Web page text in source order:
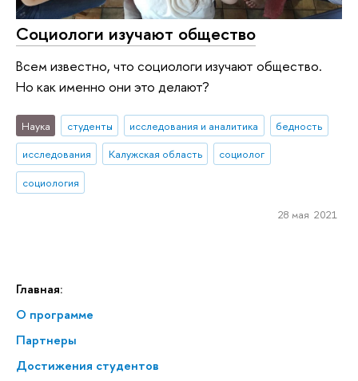
Главная:
О программе
Партнеры
Достижения студентов
Социологи изучают общество
Всем известно, что социологи изучают общество.
Но как именно они это делают?
Наука студенты исследования и аналитика
бедность
исследования
Калужская область
социолог
социология
28 мая 2021